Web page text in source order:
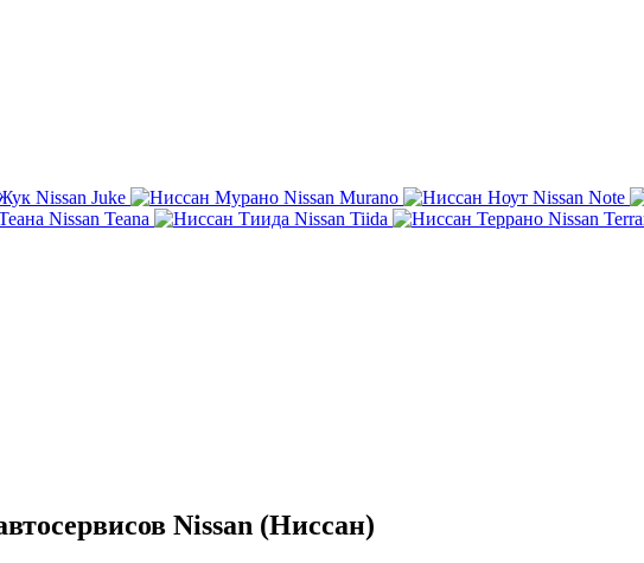
Nissan Juke Nissan Murano Nissan Note
Nissan Teana Nissan Tiida Nissan
Nissan (Ниссан)